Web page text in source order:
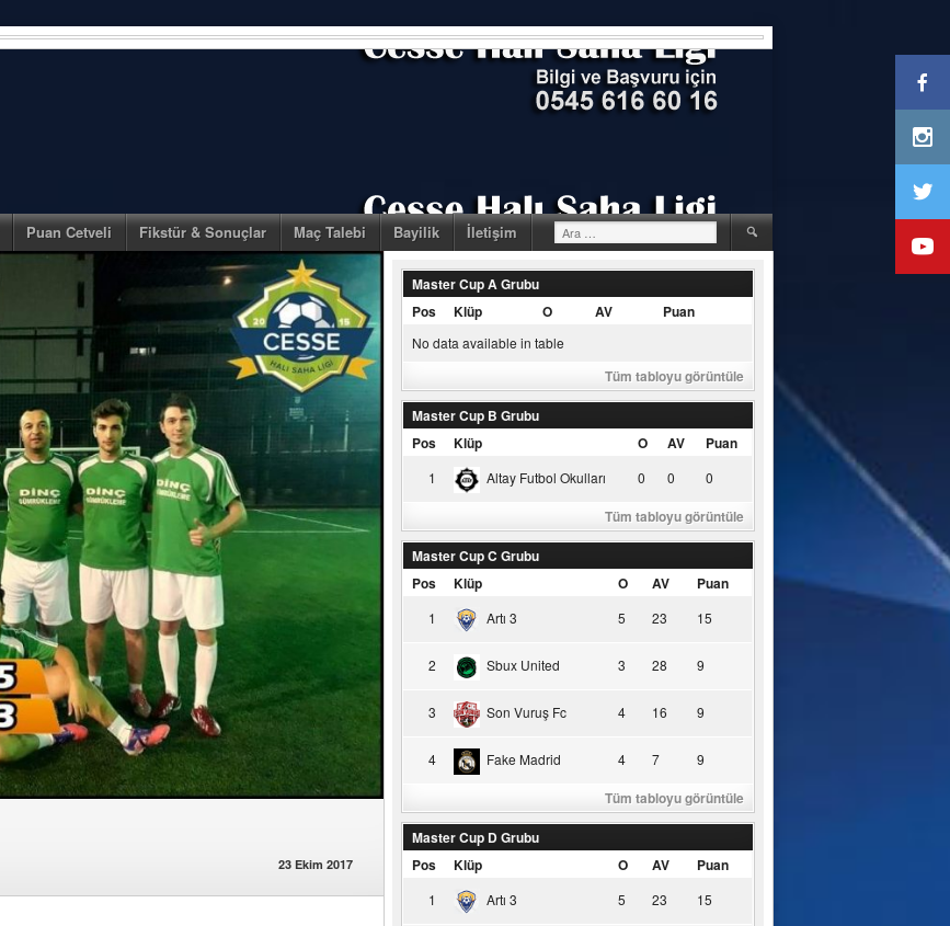
Puan Cetveli Fikstür & Sonuçlar Maç Talebi Bayilik İletişim Arama:
23 Ekim 2017
Master Cup A Grubu
Pos
Klüp O AV Puan
No data available in table
Tüm tabloyu görüntüle
Master Cup B Grubu
Pos
Klüp O AV Puan
1 Altay Futbol Okulları 0 0 0
Tüm tabloyu görüntüle
Master Cup C Grubu
Pos
Klüp O AV Puan
1 Artı 3 5 23 15
2 Sbux United 3 28 9
3 Son Vuruş Fc 4 16 9
4 Fake Madrid 4 7 9
Tüm tabloyu görüntüle
Master Cup D Grubu
Pos
Klüp O AV Puan
1 Artı 3 5 23 15